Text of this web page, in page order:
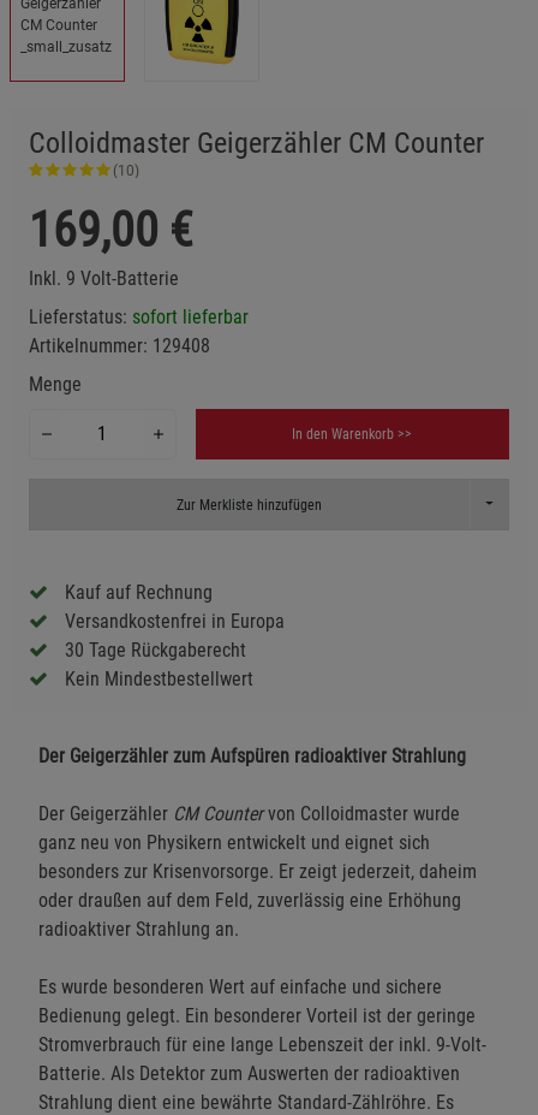
Colloidmaster Geigerzähler CM Counter
(10)
169,00 €
Inkl. 9 Volt-Batterie
Lieferstatus: sofort lieferbar
Artikelnummer: 129408
Menge
In den Warenkorb >>
Zur Merkliste hinzufügen Toggle
Kauf auf Rechnung
Versandkostenfrei in Europa
30 Tage Rückgaberecht
Kein Mindestbestellwert
Der Geigerzähler zum Aufspüren radioaktiver Strahlung
Der Geigerzähler CM Countervon Colloidmaster wurde
ganz neu von Physikern entwickelt und eignet sich
besonders zur Krisenvorsorge. Er zeigt jederzeit, daheim
oder draußen auf dem Feld, zuverlässig eine Erhöhung
radioaktiver Strahlung an.
Es wurde besonderen Wert auf einfache und sichere
Bedienung gelegt. Ein besonderer Vorteil ist der geringe
Stromverbrauch für eine lange Lebenszeit der inkl. 9-Volt-
Batterie. Als Detektor zum Auswerten der radioaktiven
Strahlung dient eine bewährte Standard-Zählröhre. Es